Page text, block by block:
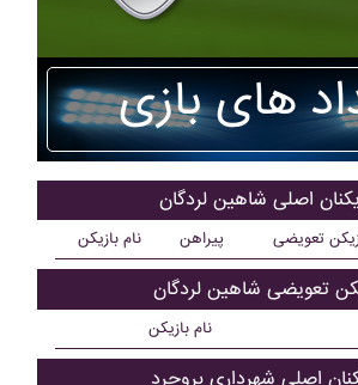
های بازی
اصلی شاهين لردگان
نام بازیکن پیراهن تعویضی
تعویضی شاهين لردگان
نام بازیکن